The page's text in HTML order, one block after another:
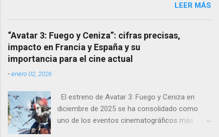
György Turós es otro personaje de gimnasio y
que convence en pantalla. Ambos nos
muestran su fragilidad a pesar de su aspecto,
un viaje por los sueños que pueden alcanzar o
que ya alcanzaron y los miedos de haber
imágenes Desde el inicio, con ese pla...
cuya huella en el festival y el cine es indeleble.
Carrillo, fallecido en 2024, es el autor del cartel
oficial de esta edición, una creación cargada de
emotividad y simbolismo.
LEER MÁS
“Avatar 3: Fuego y Ceniza”: cifras precisas,
impacto en Francia y España y su
importancia para el cine actual
-enero 02, 2026
El estreno de Avatar 3: Fuego y Ceniza en
diciembre de 2025 se ha consolidado como
uno de los eventos cinematográficos más